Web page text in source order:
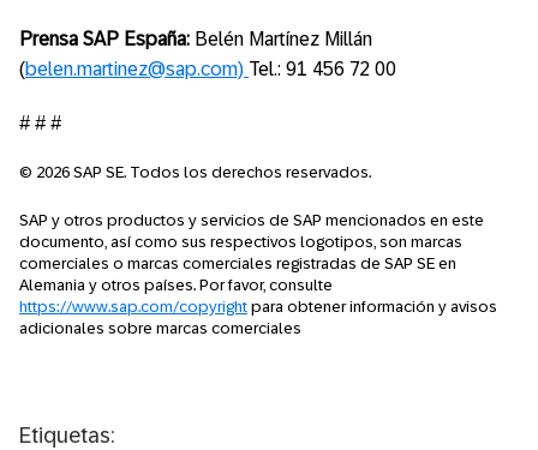
Prensa SAP España: Belén Martínez Millán
(belen.martinez@sap.com) Tel.: 91 456 72 00
# # #
© 2026 SAP SE. Todos los derechos reservados.
SAP y otros productos y servicios de SAP mencionados en este
documento, así como sus respectivos logotipos, son marcas
comerciales o marcas comerciales registradas de SAP SE en
Alemania y otros países. Por favor, consulte
https://www.sap.com/copyright para obtener información y avisos
adicionales sobre marcas comerciales
Etiquetas: